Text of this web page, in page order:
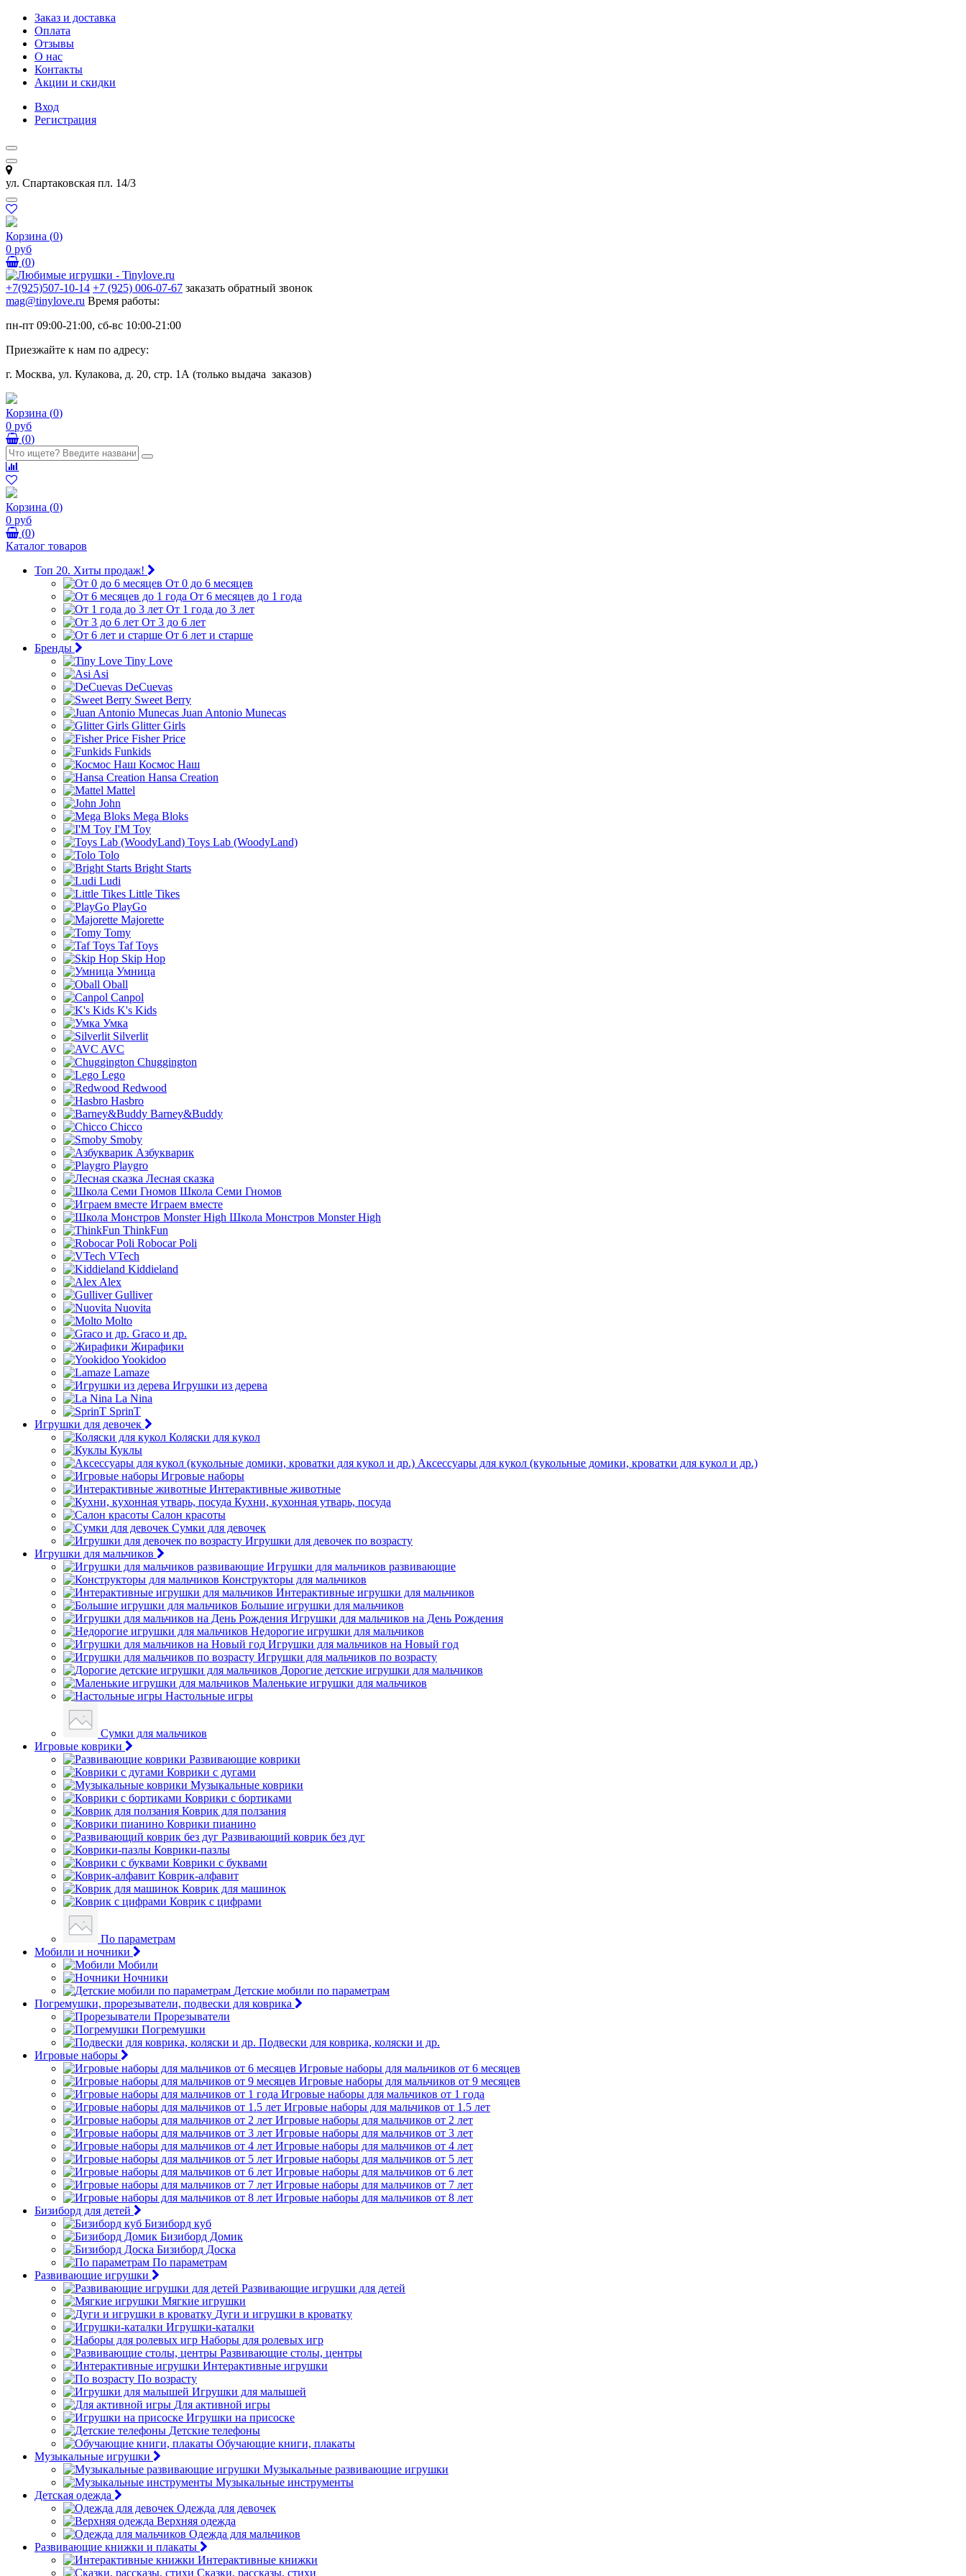
Заказ и доставка
Оплата
Отзывы
О нас
Контакты
Акции и скидки
Вход
Регистрация
ул. Спартаковская пл. 14/3
Корзина (0)
0 руб
(0)
+7(925)507-10-14 +7 (925) 006-07-67 заказать обратный звонок
mag@tinylove.ru Время работы:
пн-пт 09:00-21:00, сб-вс 10:00-21:00
Приезжайте к нам по адресу:
г. Москва, ул. Кулакова, д. 20, стр. 1А (только выдача заказов)
Корзина (0)
0 руб
(0)
Корзина (0)
0 руб
(0)
Каталог товаров
Топ 20. Хиты продаж!
От 0 до 6 месяцев
От 6 месяцев до 1 года
От 1 года до 3 лет
От 3 до 6 лет
От 6 лет и старше
Бренды
Tiny Love
Asi
DeCuevas
Sweet Berry
Juan Antonio Munecas
Glitter Girls
Fisher Price
Funkids
Космос Наш
Hansa Creation
Mattel
John
Mega Bloks
I'M Toy
Toys Lab (WoodyLand)
Tolo
Bright Starts
Ludi
Little Tikes
PlayGo
Majorette
Tomy
Taf Toys
Skip Hop
Умница
Oball
Canpol
K's Kids
Умка
Silverlit
AVC
Chuggington
Lego
Redwood
Hasbro
Barney&Buddy
Chicco
Smoby
Азбукварик
Playgro
Лесная сказка
Школа Семи Гномов
Играем вместе
Школа Монстров Monster High
ThinkFun
Robocar Poli
VTech
Kiddieland
Alex
Gulliver
Nuovita
Molto
Graco и др.
Жирафики
Yookidoo
Lamaze
Игрушки из дерева
La Nina
SprinT
Игрушки для девочек
Коляски для кукол
Куклы
Аксессуары для кукол (кукольные домики, кроватки для кукол и др.)
Игровые наборы
Интерактивные животные
Кухни, кухонная утварь, посуда
Салон красоты
Сумки для девочек
Игрушки для девочек по возрасту
Игрушки для мальчиков
Игрушки для мальчиков развивающие
Конструкторы для мальчиков
Интерактивные игрушки для мальчиков
Большие игрушки для мальчиков
Игрушки для мальчиков на День Рождения
Недорогие игрушки для мальчиков
Игрушки для мальчиков на Новый год
Игрушки для мальчиков по возрасту
Дорогие детские игрушки для мальчиков
Маленькие игрушки для мальчиков
Настольные игры
Сумки для мальчиков
Игровые коврики
Развивающие коврики
Коврики с дугами
Музыкальные коврики
Коврики с бортиками
Коврик для ползания
Коврики пианино
Развивающий коврик без дуг
Коврики-пазлы
Коврики с буквами
Коврик-алфавит
Коврик для машинок
Коврик с цифрами
По параметрам
Мобили и ночники
Мобили
Ночники
Детские мобили по параметрам
Погремушки, прорезыватели, подвески для коврика
Прорезыватели
Погремушки
Подвески для коврика, коляски и др.
Игровые наборы
Игровые наборы для мальчиков от 6 месяцев
Игровые наборы для мальчиков от 9 месяцев
Игровые наборы для мальчиков от 1 года
Игровые наборы для мальчиков от 1.5 лет
Игровые наборы для мальчиков от 2 лет
Игровые наборы для мальчиков от 3 лет
Игровые наборы для мальчиков от 4 лет
Игровые наборы для мальчиков от 5 лет
Игровые наборы для мальчиков от 6 лет
Игровые наборы для мальчиков от 7 лет
Игровые наборы для мальчиков от 8 лет
Бизиборд для детей
Бизиборд куб
Бизиборд Домик
Бизиборд Доска
По параметрам
Развивающие игрушки
Развивающие игрушки для детей
Мягкие игрушки
Дуги и игрушки в кроватку
Игрушки-каталки
Наборы для ролевых игр
Развивающие столы, центры
Интерактивные игрушки
По возрасту
Игрушки для малышей
Для активной игры
Игрушки на присоске
Детские телефоны
Обучающие книги, плакаты
Музыкальные игрушки
Музыкальные развивающие игрушки
Музыкальные инструменты
Детская одежда
Одежда для девочек
Верхняя одежда
Одежда для мальчиков
Развивающие книжки и плакаты
Интерактивные книжки
Сказки, рассказы, стихи